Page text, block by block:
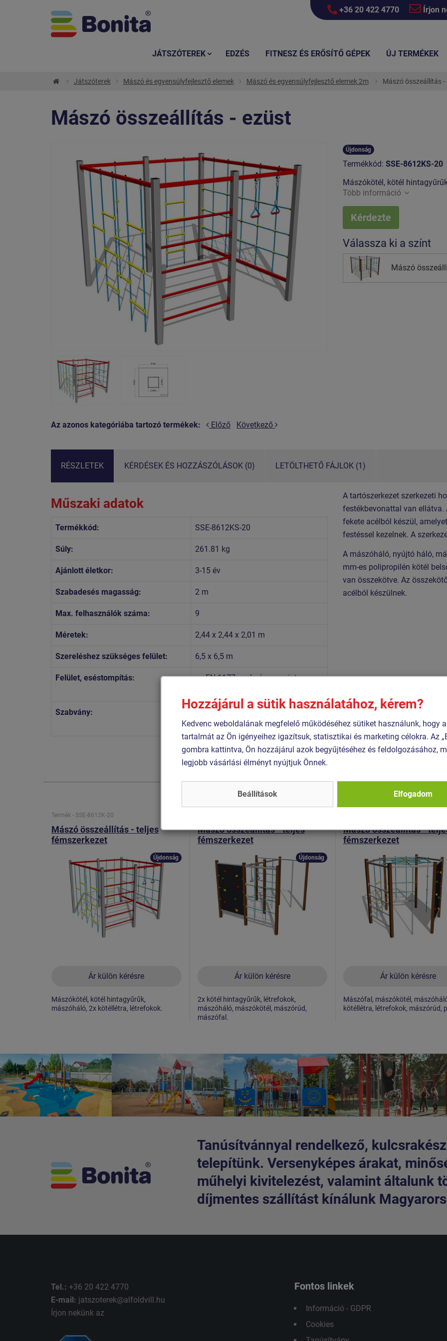
+36 20 422 4770 Írjon
Játszóterek Mászó és egyensúlyfejlesztő elemek Mászó és egyensúlyfejlesztő elemek 2m Mászó összeállítás -
Mászó összeállítás - ezüst
Az azonos kategóriába tartozó termékek: Előző Következő
Újdonság
Termékkód: SSE-8612KS-20
Mászókötél, kötél
Több információ
Kérdezte
Válassza ki a színt
Mászó
RÉSZLETEK KÉRDÉSEK ÉS HOZZÁSZÓLÁSOK (0) LETÖLTHETŐ FÁJLOK (1)
Műszaki adatok
Termékkód: SSE-8612KS-20
Súly: 261.81 kg
Ajánlott életkor: 3-15 év
Szabadesés magasság: 2 m
Max. felhasználók száma: 9
Méretek: 2,44 x 2,44 x 2,01 m
Szereléshez szükséges felület: 6,5 x 6,5 m
Felület, eséstompítás:
az EN 1177 szabvány szerint
Szabvány:
MSZ EN 1176-1:2017+A1:2024
MSZ EN 1176-11:2015
A tartószerkezet szerkezeti
festékbevonattal van ellátva.
fekete acélból készül,
festéssel kezelnek. A
A mászóháló, nyújtó háló,
mm-es polipropilén kötél
van összekötve. Az
acélból készülnek.
Hasonlótermék
Termék - SSE-8612K-20
Mászó összeállítás - teljes
fémszerkezet
Ár külön kérésre
Újdonság
Mászókötél, kötél hintagyűrűk,
mászóháló, 2x kötéllétra, létrefokok.
Mászó összeállítás - teljes
fémszerkezet
Ár külön kérésre
Újdonság
2x kötél hintagyűrűk, létrefokok,
mászóháló, mászókötél, mászórúd,
mászófal.
Mászó összeállítás -
fémszerkezet
Ár külön kérésre
Mászófal, mászókötél,
kötéllétra, létrefokok, mászórúd,
Tanúsítvánnyal rendelkező,
telepítünk. Versenyképes árakat,
műhelyi kivitelezést, valamint általunk
díjmentes szállítást kínálunk
Tel.: +36 20 422 4770
E-mail: jatszoterek@alfoldvill.hu
Írjon nekünk az
Fontos linkek
Információ - GDPR
Cookies
JÁTSZÓTEREK EDZÉS FITNESZ ÉS ERŐSÍTŐ GÉPEK ÚJ TERMÉKEK
Hozzájárul a sütik használatához, kérem?
Kedvenc weboldalának megfelelő működéséhez sütiket használunk, hogy
tartalmát az Ön igényeihez igazítsuk, statisztikai és marketing célokra. Az
gombra kattintva, Ön hozzájárul azok begyűjtéséhez és feldolgozásához,
legjobb vásárlási élményt nyújtjuk Önnek.
Beállítások Elfogadom